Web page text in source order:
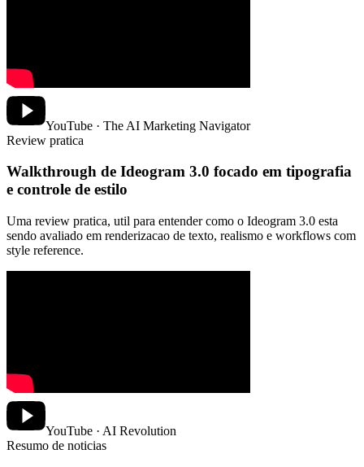
YouTube · The AI Marketing Navigator
Review pratica
Walkthrough de Ideogram 3.0 focado em tipografia
e controle de estilo
Uma review pratica, util para entender como o Ideogram 3.0 esta
sendo avaliado em renderizacao de texto, realismo e workflows com
style reference.
YouTube · AI Revolution
Resumo de noticias